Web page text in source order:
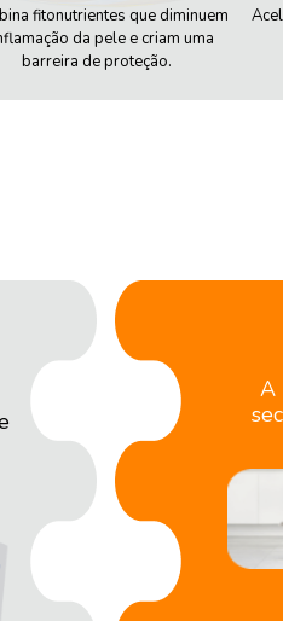
fitonutrientes que diminuem
da pele e criam uma
barreira de proteção.
A